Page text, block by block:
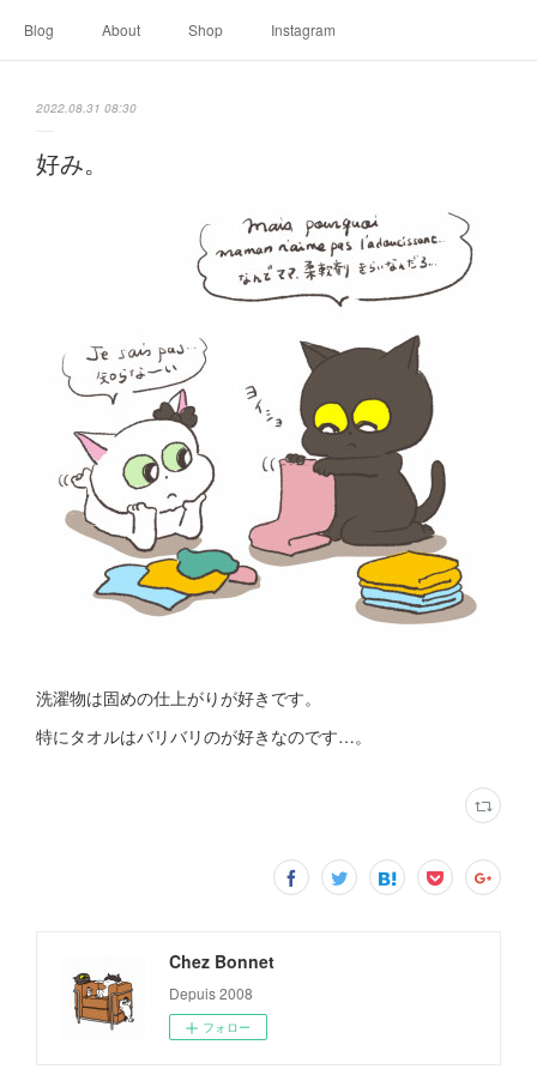
Blog About Shop Instagram
2022.08.31 08:30
好み。
洗濯物は固めの仕上がりが好きです。
特にタオルはバリバリのが好きなのです…。
Chez Bonnet
Depuis 2008
フォロー